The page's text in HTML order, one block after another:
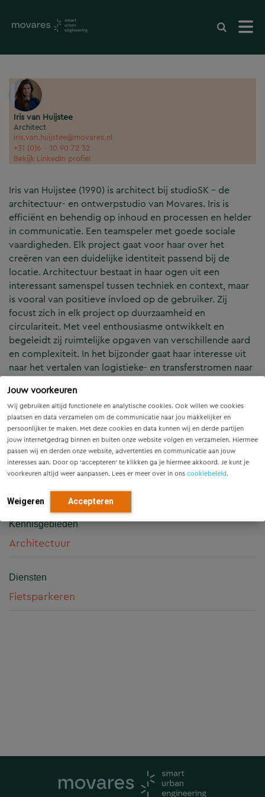
Jouw voorkeuren
Wij gebruiken altijd functionele en analytische cookies. Ook willen we cookies
plaatsen en data verzamelen om de communicatie naar jou makkelijker en
persoonlijker te maken. Met deze cookies en data kunnen wij en derde partijen
jouw internetgedrag binnen en buiten onze website volgen en verzamelen. Hiermee
passen wij en derden onze website, advertenties en communicatie aan jouw
interesses aan. Door op ‘accepteren’ te klikken ga je hiermee akkoord. Je kunt je
voorkeuren altijd weer aanpassen. Lees er meer over in ons cookiebeleid.
Weigeren Accepteren
Iris van Huijstee (1990) is architect bij studioSK – de
architectuur- en ontwerpstudio van Movares. Iris is
efficiënt en behendig op inhoud en processen en helder
in communicatie. Een teamspeler met goede sociale
vaardigheden. Elk project gaat voor haar over het
creëren van een duidelijke identiteit passend bij de
locatie. Architectuur bestaat in haar ogen uit een
interessant samenspel tussen techniek en context, maar
is vooral van positieve invloed op de gebruiker. Zij
focust zich in elk project op duurzaamheid en
circulariteit. Met veel enthousiasme ontwikkelt en
begeleidt zij ruimtelijke opgaven van verschillende aard
en complexiteit. In het bijzonder gaat haar interesse uit
naar het vertalen van logistieke- en transferstromen naar
een duidelijke organisatie. Zo heeft zij onder andere
gewerkt aan verschillende verkeers- en bediencentrales,
stations, fietsenstallingen, bruggen en de verbouwing
van een rijksmonument. Ze stuurt multidisciplinaire
teams aan en weet gedragen projecten neer te zetten
waarin de gezamenlijke ambitie van verschillende
betrokkenen tot uiting komt.
Lees ookdit nieuwsberichtover station Uitgeest
Kennisgebieden
Architectuur
Diensten
Fietsparkeren
Iris van Huijstee
Architect
iris.van.huijstee@movares.nl
+31 (0)6 - 10 90 72 32
Bekijk LinkedIn profiel